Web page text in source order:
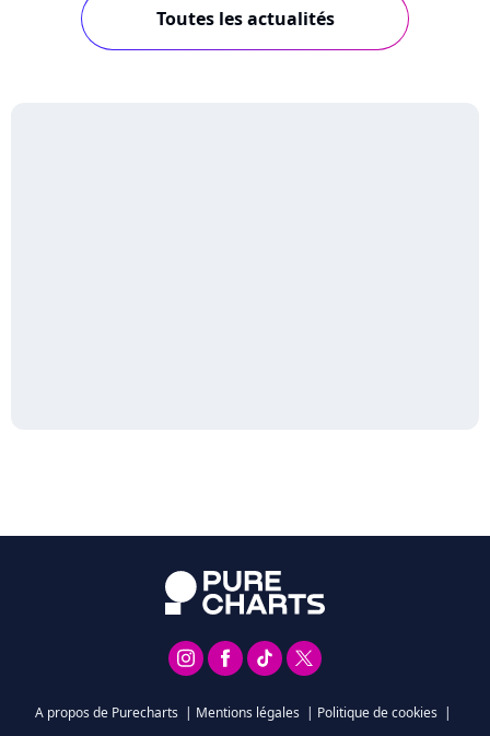
Toutes les actualités
A propos de Purecharts | Mentions légales | Politique de cookies |